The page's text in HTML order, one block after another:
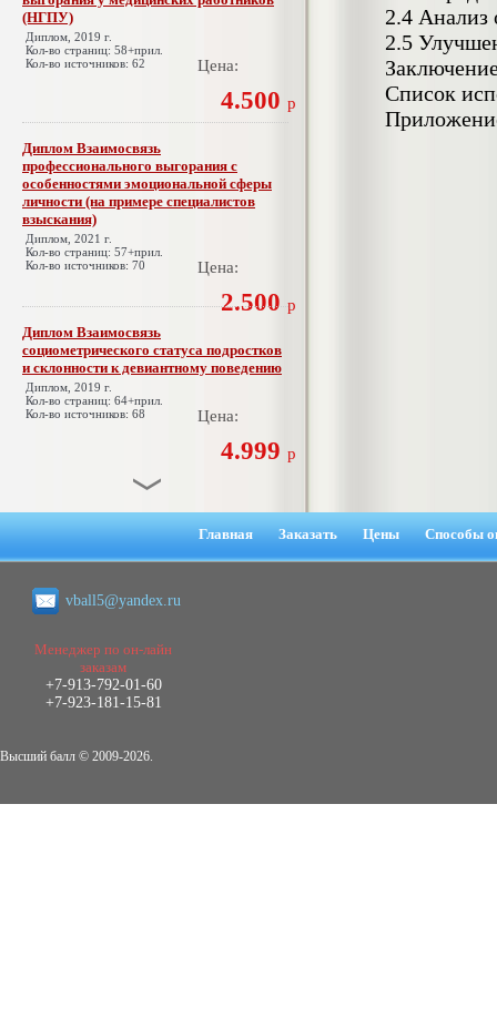
(НГПУ)
Диплом, 2019 г.
Кол-во страниц: 58+прил.
Кол-во источников: 62
Цена:
4.500 р
Диплом Взаимосвязь
профессионального выгорания с
особенностями эмоциональной сферы
личности (на примере специалистов
взыскания)
Диплом, 2021 г.
Кол-во страниц: 57+прил.
Кол-во источников: 70
Цена:
2.500 р
Диплом Взаимосвязь
социометрического статуса подростков
и склонности к девиантному поведению
Диплом, 2019 г.
Кол-во страниц: 64+прил.
Кол-во источников: 68
Цена:
4.999 р
Диплом Взаимосвязь эмпатии и
негативных эмоциональных состояний
Диплом, 2021 г.
Кол-во страниц: 51+прил.
Кол-во источников: 77
Диплом Виндикационный иск
2.4 Анализ
2.5
Список
Главная Заказать Цены Способы
vball5@yandex.ru
Менеджер по он-лайн
заказам
+7-913-792-01-60
+7-923-181-15-81
Высший балл © 2009-2026.